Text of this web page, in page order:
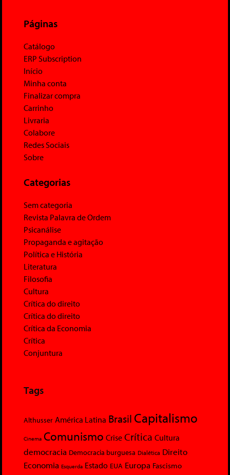
Páginas
Catálogo
ERP Subscription
Início
Minha conta
Finalizar compra
Carrinho
Livraria
Colabore
Redes Sociais
Sobre
Categorias
Sem categoria
Revista Palavra de Ordem
Psicanálise
Propaganda e agitação
Política e História
Literatura
Filosofia
Cultura
Crítica do direito
Crítica do direito
Crítica da Economia
Crítica
Conjuntura
Tags
Althusser América Latina Brasil Capitalismo
Cinema Comunismo Crise Crítica Cultura
democracia Democracia burguesa Dialética Direito
Economia Esquerda Estado EUA Europa Fascismo